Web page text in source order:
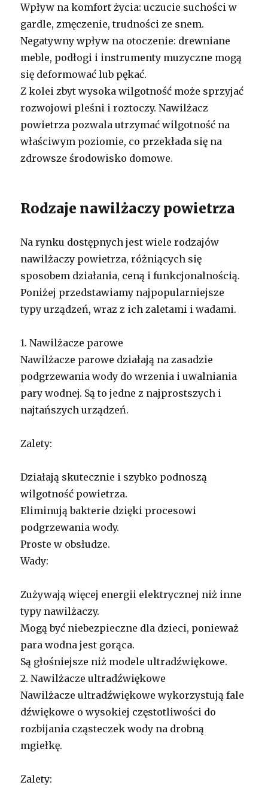
Wpływ na komfort życia: uczucie suchości w
gardle, zmęczenie, trudności ze snem.
Negatywny wpływ na otoczenie: drewniane
meble, podłogi i instrumenty muzyczne mogą
się deformować lub pękać.
Z kolei zbyt wysoka wilgotność może sprzyjać
rozwojowi pleśni i roztoczy. Nawilżacz
powietrza pozwala utrzymać wilgotność na
właściwym poziomie, co przekłada się na
zdrowsze środowisko domowe.
Rodzaje nawilżaczy powietrza
Na rynku dostępnych jest wiele rodzajów
nawilżaczy powietrza, różniących się
sposobem działania, ceną i funkcjonalnością.
Poniżej przedstawiamy najpopularniejsze
typy urządzeń, wraz z ich zaletami i wadami.
1. Nawilżacze parowe
Nawilżacze parowe działają na zasadzie
podgrzewania wody do wrzenia i uwalniania
pary wodnej. Są to jedne z najprostszych i
najtańszych urządzeń.
Zalety:
Działają skutecznie i szybko podnoszą
wilgotność powietrza.
Eliminują bakterie dzięki procesowi
podgrzewania wody.
Proste w obsłudze.
Wady:
Zużywają więcej energii elektrycznej niż inne
typy nawilżaczy.
Mogą być niebezpieczne dla dzieci, ponieważ
para wodna jest gorąca.
Są głośniejsze niż modele ultradźwiękowe.
2. Nawilżacze ultradźwiękowe
Nawilżacze ultradźwiękowe wykorzystują fale
dźwiękowe o wysokiej częstotliwości do
rozbijania cząsteczek wody na drobną
mgiełkę.
Zalety: